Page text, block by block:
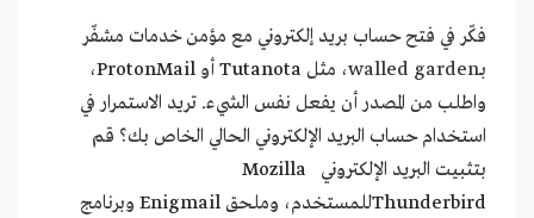
فكّر في فتح حساب بريد إلكتروني مع مؤمن خدمات مشفّر
بـwalled garden، مثل
Tutanota أو ProtonMail،
واطلب من المصدر أن يفعل نفس الشيء. تريد الاستمرار في
استخدام حساب البريد الإلكتروني الحالي الخاص بك؟ قم
بتثبيت البريد الإلكتروني Mozilla
Thunderbirdللمستخدم، وملحق Enigmail وبرنامج